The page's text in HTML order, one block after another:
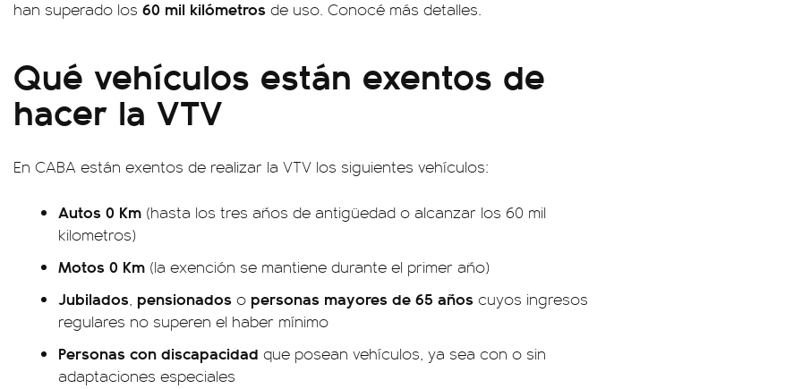
han superado los 60 mil kilómetros de uso. Conocé más detalles.
Qué vehículos están exentos de
hacer la VTV
En CABA están exentos de realizar la VTV los siguientes vehículos:
Autos 0 Km (hasta los tres años de antigüedad o alcanzar los 60 mil
kilometros)
Motos 0 Km (la exención se mantiene durante el primer año)
Jubilados, pensionados o personas mayores de 65 años cuyos ingresos
regulares no superen el haber mínimo
Personas con discapacidad que posean vehículos, ya sea con o sin
adaptaciones especiales